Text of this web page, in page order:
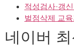
적성검사·갱
벌점삭제 교
네이버